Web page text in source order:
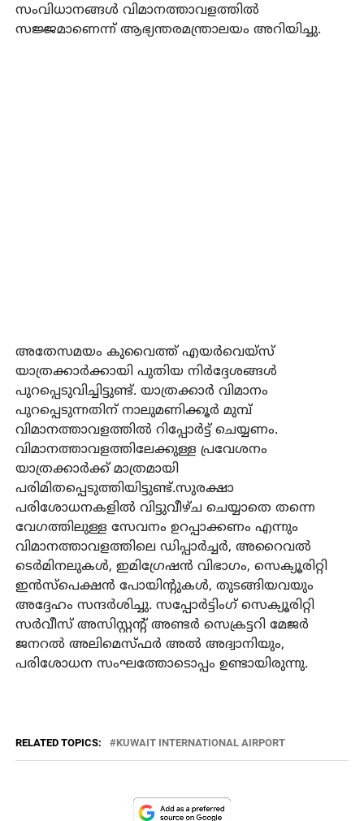
സംവിധാനങ്ങള്‍ വിമാനത്താവളത്തില്‍
സജ്ജമാണെന്ന് ആഭ്യന്തരമന്ത്രാലയം അറിയിച്ചു.
അതേസമയം കുവൈത്ത് എയര്‍വെയ്‌സ്
യാത്രക്കാര്‍ക്കായി പുതിയ നിര്‍ദ്ദേശങ്ങള്‍
പുറപ്പെടുവിച്ചിട്ടുണ്ട്. യാത്രക്കാര്‍ വിമാനം
പുറപ്പെടുന്നതിന് നാലുമണിക്കൂര്‍ മുമ്പ്
വിമാനത്താവളത്തില്‍ റിപ്പോര്‍ട്ട് ചെയ്യണം.
വിമാനത്താവളത്തിലേക്കുള്ള പ്രവേശനം
യാത്രക്കാര്‍ക്ക് മാത്രമായി
പരിമിതപ്പെടുത്തിയിട്ടുണ്ട്.സുരക്ഷാ
പരിശോധനകളില്‍ വിട്ടുവീഴ്ച ചെയ്യാതെ തന്നെ
വേഗത്തിലുള്ള സേവനം ഉറപ്പാക്കണം എന്നും
വിമാനത്താവളത്തിലെ ഡിപ്പാര്‍ച്ചര്‍, അറൈവല്‍
ടെര്‍മിനലുകള്‍, ഇമിഗ്രേഷന്‍ വിഭാഗം, സെക്യൂരിറ്റി
ഇന്‍സ്‌പെക്ഷന്‍ പോയിന്റുകള്‍, തുടങ്ങിയവയും
അദ്ദേഹം സന്ദര്‍ശിച്ചു. സപ്പോര്‍ട്ടിംഗ് സെക്യൂരിറ്റി
സര്‍വീസ് അസിസ്റ്റന്റ് അണ്ടര്‍ സെക്രട്ടറി മേജര്‍
ജനറല്‍ അലിമെസ്ഫര്‍ അല്‍ അദ്വാനിയും,
പരിശോധന സംഘത്തോടൊപ്പം ഉണ്ടായിരുന്നു.
RELATED TOPICS: KUWAIT INTERNATIONAL AIRPORT